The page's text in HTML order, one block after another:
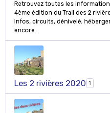
Retrouvez toutes les
4ème édition du Trail des 2
Infos, circuits, dénivelé,
encore...
Les 2 rivières 2020 1